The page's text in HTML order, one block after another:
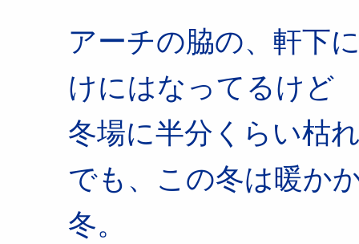
アーチの脇の、軒下
けにはなってるけど
冬場に半分くらい枯
でも、この冬は暖か
冬。